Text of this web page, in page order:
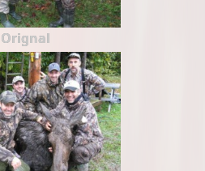
Orignal